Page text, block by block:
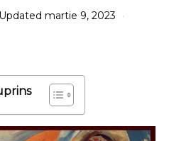
Updated martie 9, 2023